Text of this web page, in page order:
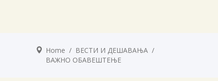
Home / ВЕСТИ И ДЕШАВАЊА /
ВАЖНО ОБАВЕШТЕЊЕ